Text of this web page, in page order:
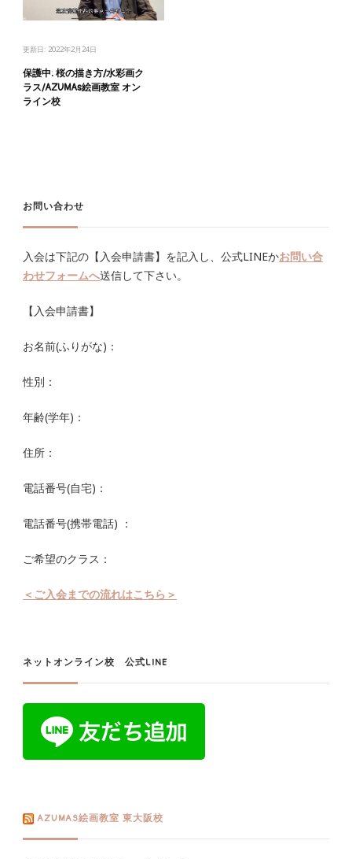
更新日: 2022年2月24日
保護中: 桜の描き方/水彩画ク
ラス/AZUMAs絵画教室 オン
ライン校
お問い合わせ
入会は下記の【入会申請書】を記入し、公式LINEかお問い合
わせフォームへ送信して下さい。
【入会申請書】
お名前(ふりがな)：
性別：
年齢(学年)：
住所：
電話番号(自宅)：
電話番号(携帯電話) ：
ご希望のクラス：
＜ご入会までの流れはこちら＞
ネットオンライン校 公式LINE
AZUMAS絵画教室 東大阪校